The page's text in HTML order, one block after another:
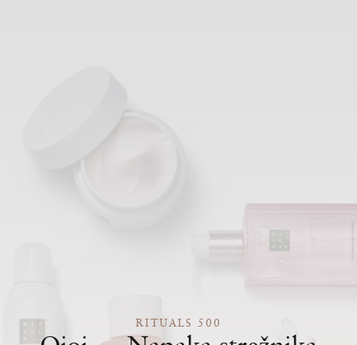
RITUALS 500